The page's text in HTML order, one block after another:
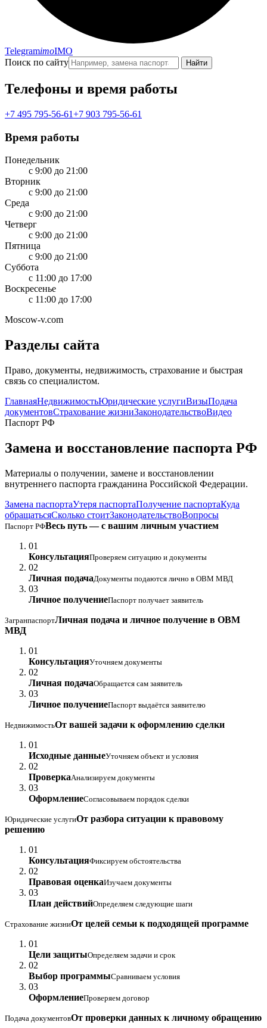
TelegramimoIMO
Поиск по сайту
Найти
Телефоны и время работы
+7 495 795-56-61+7 903 795-56-61
Время работы
Понедельник
с 9:00 до 21:00
Вторник
с 9:00 до 21:00
Среда
с 9:00 до 21:00
Четверг
с 9:00 до 21:00
Пятница
с 9:00 до 21:00
Суббота
с 11:00 до 17:00
Воскресенье
с 11:00 до 17:00
Moscow-v.com
Разделы сайта
Право, документы, недвижимость, страхование и быстрая
связь со специалистом.
ГлавнаяНедвижимостьЮридические услугиВизыПодача
документовСтрахование жизниЗаконодательствоВидео
Паспорт РФ
Замена и восстановление паспорта РФ
Материалы о получении, замене и восстановлении
внутреннего паспорта гражданина Российской Федерации.
Замена паспортаУтеря паспортаПолучение паспортаКуда
обращатьсяСколько стоитЗаконодательствоВопросы
Паспорт РФВесь путь — с вашим личным участием
01
КонсультацияПроверяем ситуацию и документы
02
Личная подачаДокументы подаются лично в ОВМ МВД
03
Личное получениеПаспорт получает заявитель
ЗагранпаспортЛичная подача и личное получение в ОВМ
МВД
01
КонсультацияУточняем документы
02
Личная подачаОбращается сам заявитель
03
Личное получениеПаспорт выдаётся заявителю
НедвижимостьОт вашей задачи к оформлению сделки
01
Исходные данныеУточняем объект и условия
02
ПроверкаАнализируем документы
03
ОформлениеСогласовываем порядок сделки
Юридические услугиОт разбора ситуации к правовому
решению
01
КонсультацияФиксируем обстоятельства
02
Правовая оценкаИзучаем документы
03
План действийОпределяем следующие шаги
Страхование жизниОт целей семьи к подходящей программе
01
Цели защитыОпределяем задачи и срок
02
Выбор программыСравниваем условия
03
ОформлениеПроверяем договор
Подача документовОт проверки данных к личному обращению